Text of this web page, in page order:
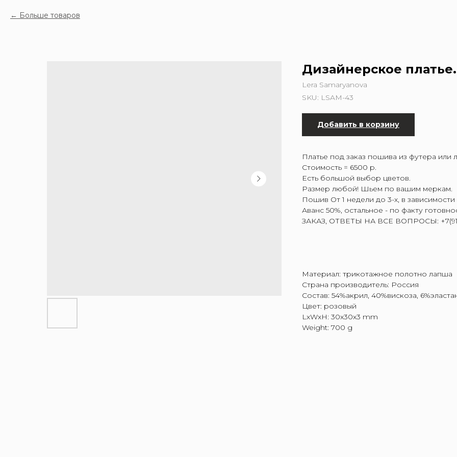
Больше товаров
Дизайнерское платье.
Lera Samaryanova
SKU: LSAM-43
Добавить в корзину
Платье под заказ пошива из футера или
Стоимость = 6500 р.
Есть большой выбор цветов.
Размер любой! Шьем по вашим меркам.
Пошив От 1 недели до 3-х, в зависимости
Аванс 50%, остальное - по факту
ЗАКАЗ, ОТВЕТЫ НА ВСЕ ВОПРОСЫ:
Материал: трикотажное полотно лапша
Страна производитель: Россия
Состав: 54%акрил, 40%вискоза,
Цвет: розовый
LxWxH: 30x30x3 mm
Weight: 700 g